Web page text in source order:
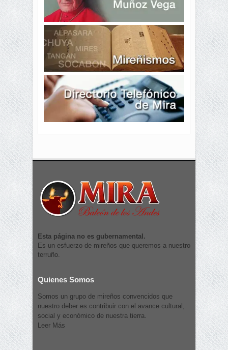
Esta página no es gubernamental.
Es un esfuerzo de mireños que queremos a nuestro
terruño.
Quienes Somos
Somos un grupo de mireños convencidos que
nuestro deber es contribuir con el avance cultural,
social y económico de nuestra tierra.
Leer Más